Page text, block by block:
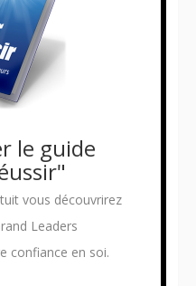
le guide
vous découvrirez
Leaders
confiance en soi.